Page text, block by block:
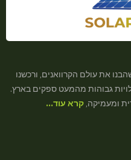
את עולם הקרוואנים, ורכשנו
גבוהות מהמעט ספקים בארץ.
ומעמיקה, קרא עוד…